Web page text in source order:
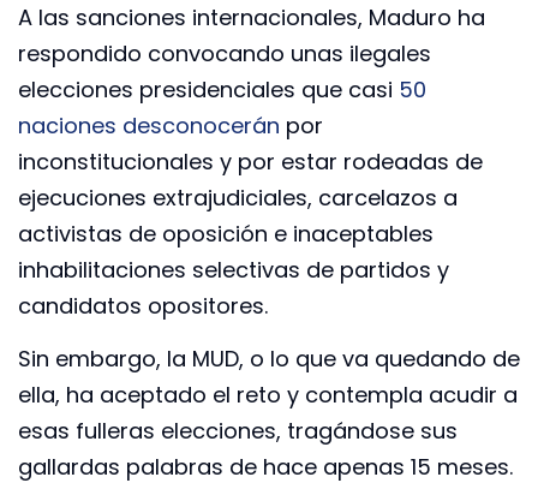
A las sanciones internacionales, Maduro ha
respondido convocando unas ilegales
elecciones presidenciales que casi 50
naciones desconocerán por
inconstitucionales y por estar rodeadas de
ejecuciones extrajudiciales, carcelazos a
activistas de oposición e inaceptables
inhabilitaciones selectivas de partidos y
candidatos opositores.
Sin embargo, la MUD, o lo que va quedando de
ella, ha aceptado el reto y contempla acudir a
esas fulleras elecciones, tragándose sus
gallardas palabras de hace apenas 15 meses.